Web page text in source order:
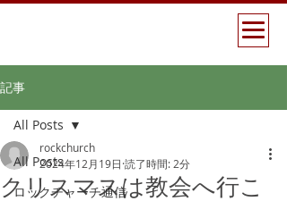
記事
All Posts
ロックチャーチ通信
All Posts
クリスマスは教会へ行こ
rockchurch
2024年12月19日 読了時間: 2分